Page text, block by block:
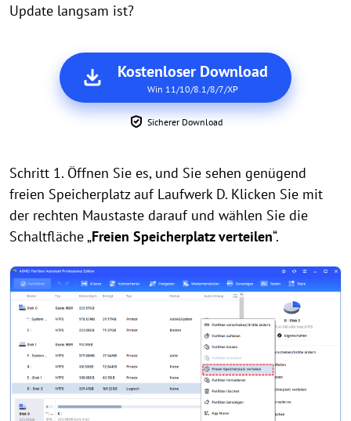
Update langsam ist?
Kostenloser Download
Win 11/10/8.1/8/7/XP
Sicherer Download
Schritt 1. Öffnen Sie es, und Sie sehen genügend
freien Speicherplatz auf Laufwerk D. Klicken Sie mit
der rechten Maustaste darauf und wählen Sie die
Schaltfläche „Freien Speicherplatz verteilen“.